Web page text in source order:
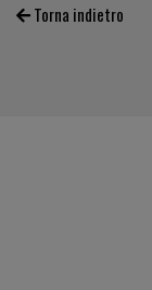
Torna indietro